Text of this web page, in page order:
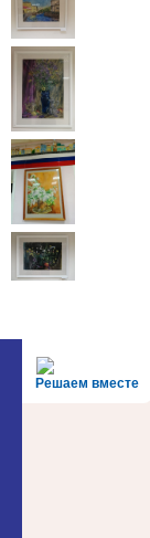
Решаем вместе